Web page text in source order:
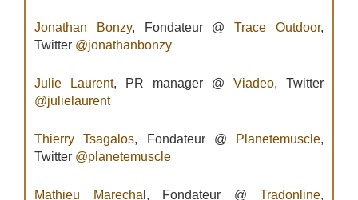
Jonathan Bonzy, Fondateur @Trace Outdoor,
Twitter @jonathanbonzy
Julie Laurent, PR manager @ Viadeo, Twitter
@julielaurent
Thierry Tsagalos, Fondateur @ Planetemuscle,
Twitter @planetemuscle
Mathieu Marecha l, Fondateur @ Tradonline,